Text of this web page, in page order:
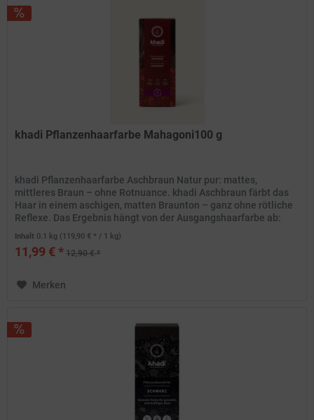
khadi Pflanzenhaarfarbe Mahagoni100 g
khadi Pflanzenhaarfarbe Aschbraun Natur pur: mattes,
mittleres Braun – ohne Rotnuance. khadi Aschbraun färbt das
Haar in einem aschigen, matten Braunton – ganz ohne rötliche
Reflexe. Das Ergebnis hängt von der Ausgangshaarfarbe ab:
Das...
Inhalt 0.1 kg (119,90 € * / 1 kg)
11,99 € * 12,90 € *
Merken